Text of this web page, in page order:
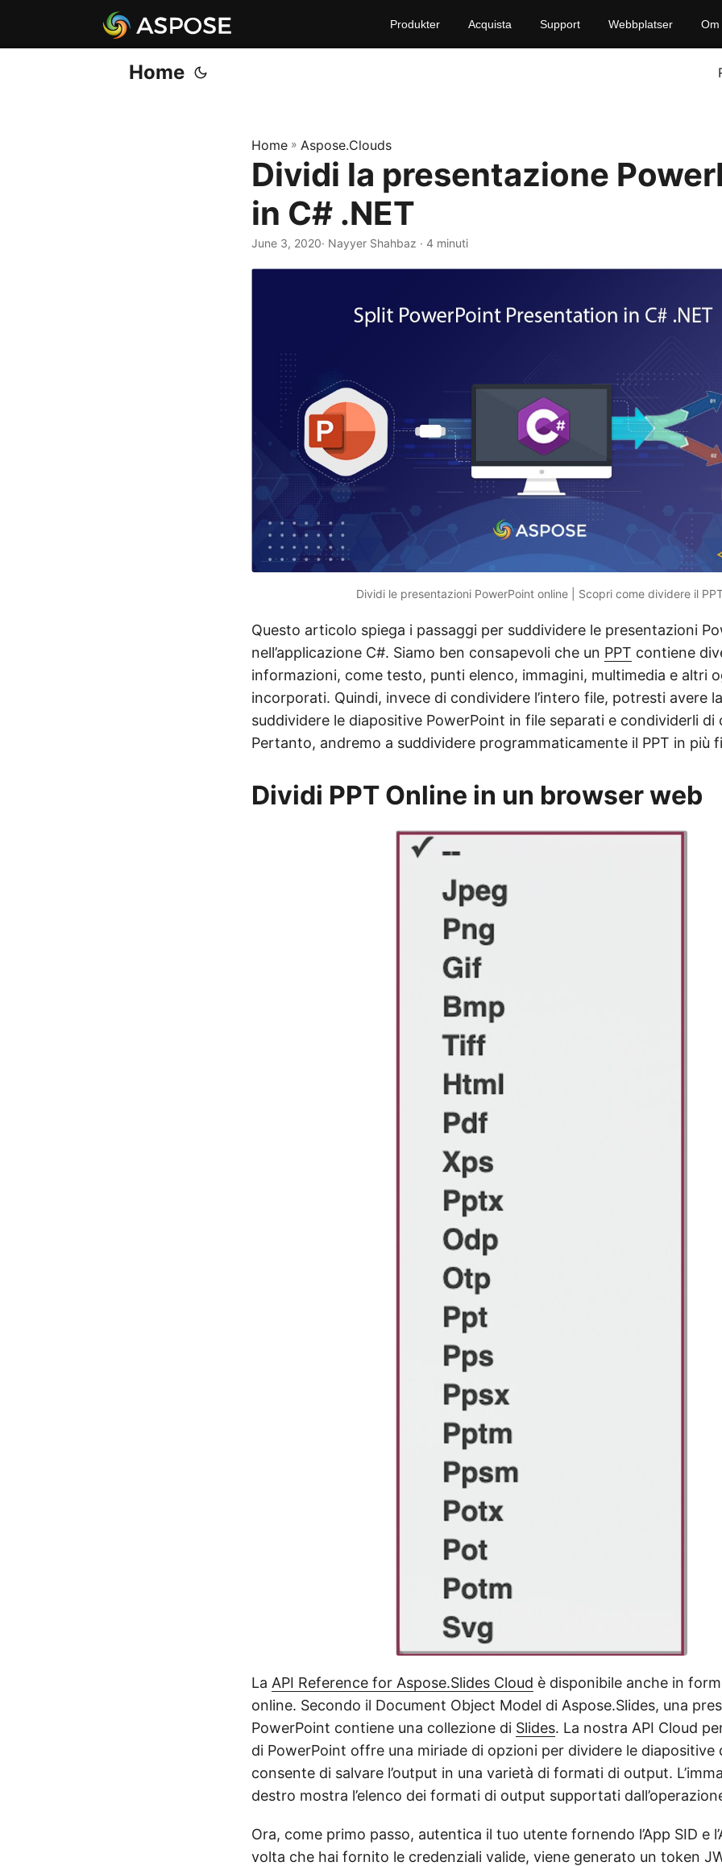
Produkter Acquista Support Webbplatser Om
Home
Home » Aspose.Clouds
Dividi la presentazione
in C# .NET
June 3, 2020· Nayyer Shahbaz · 4 minuti
Dividi le presentazioni PowerPoint online | Scopri come dividere il
Questo articolo spiega i passaggi per suddividere le presentazioni
nell’applicazione C#. Siamo ben consapevoli che un PPT contiene
informazioni, come testo, punti elenco, immagini, multimedia e altri
incorporati. Quindi, invece di condividere l’intero file, potresti avere
suddividere le diapositive PowerPoint in file separati e condividerli di
Pertanto, andremo a suddividere programmaticamente il PPT in più
Dividi PPT Online in un browser web
La API Reference for Aspose.Slides Cloud è disponibile anche in
online. Secondo il Document Object Model di Aspose.Slides, una
PowerPoint contiene una collezione di Slides. La nostra API Cloud
di PowerPoint offre una miriade di opzioni per dividere le diapositive
consente di salvare l’output in una varietà di formati di output.
destro mostra l’elenco dei formati di output supportati
Ora, come primo passo, autentica il tuo utente fornendo l’App SID e
volta che hai fornito le credenziali valide, viene generato un token